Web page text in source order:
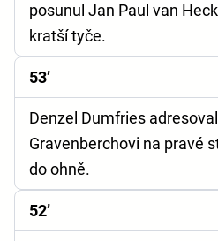
posunul Jan Paul van
kratší tyče.
53’
Denzel Dumfries
Gravenberchovi na pravé
do ohně.
52’